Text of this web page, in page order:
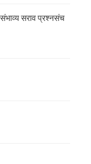
सराव प्रश्नसंच